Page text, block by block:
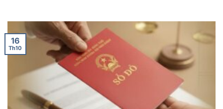
16
Th10